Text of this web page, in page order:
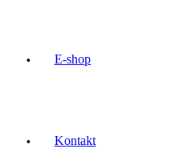
E-shop
Kontakt